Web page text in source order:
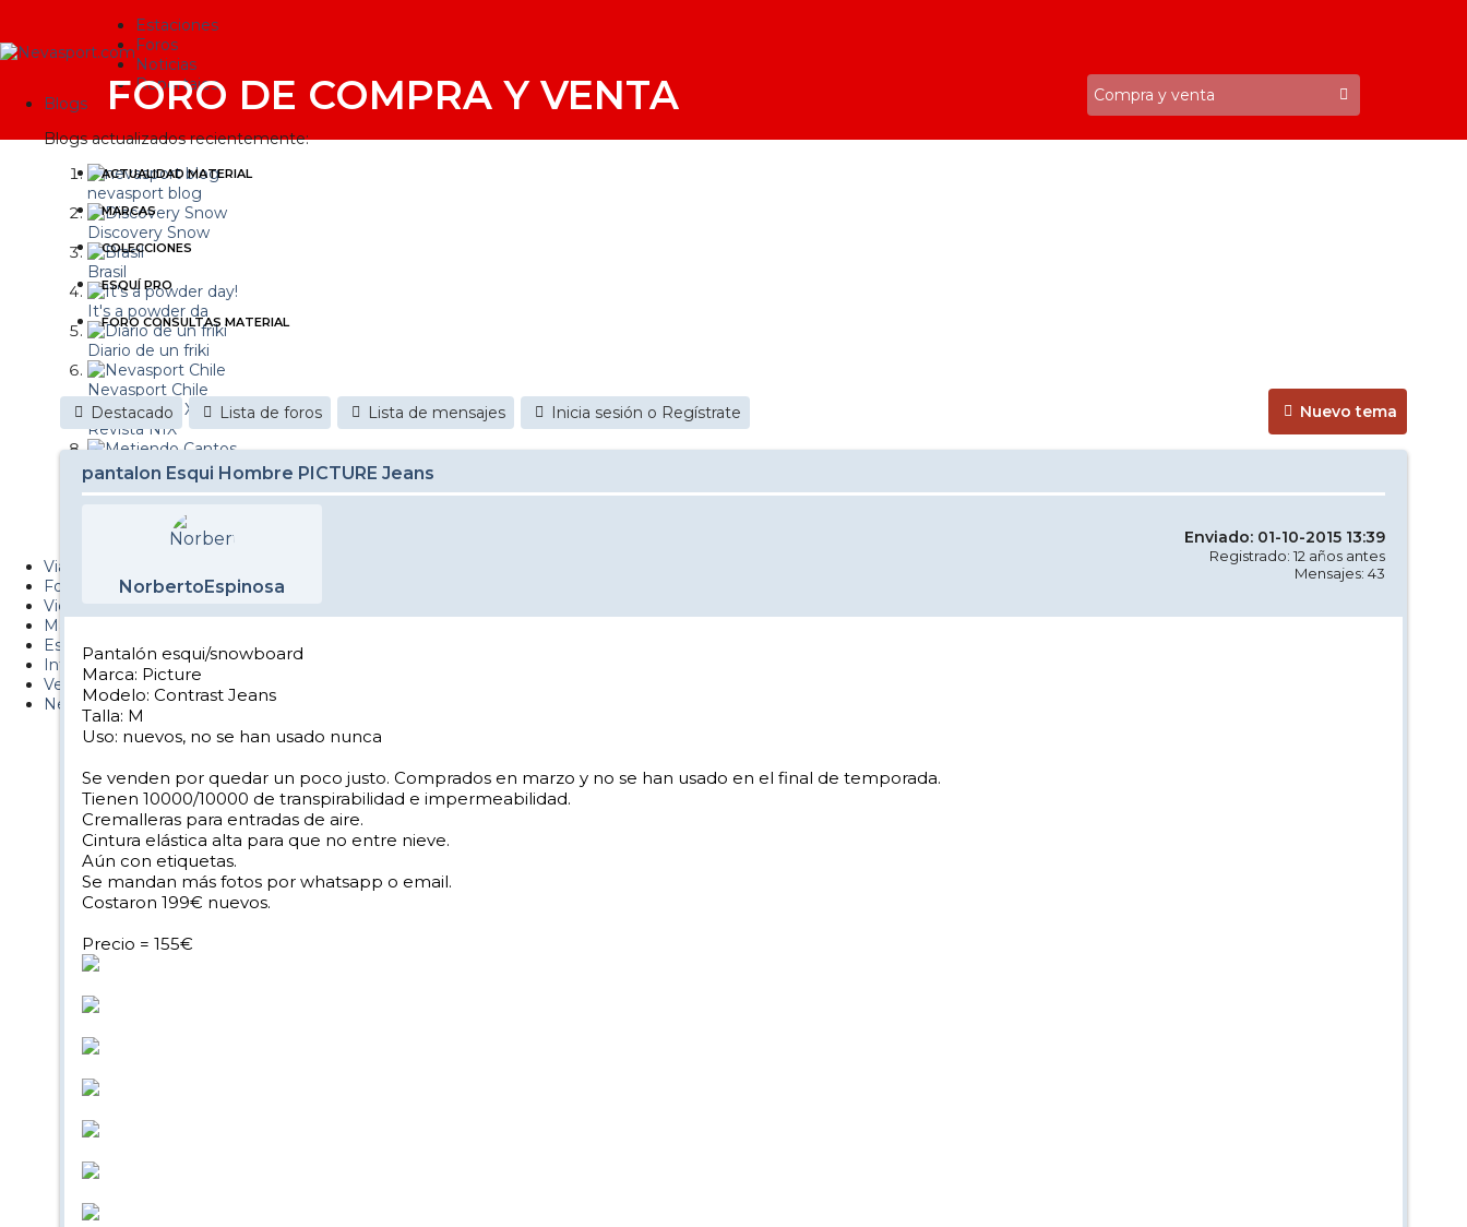
Estaciones
Foros
Noticias
Reportajes
Blogs
Blogs actualizados recientemente:
nevasport blog
Discovery Snow
Brasil
It's a powder da
Diario de un friki
Nevasport Chile
Revista NIX
Metiendo Cantos
Esquiaryviajar.com
Viajes
Fotos
Videos
Material
Esquí Pro
Infonieve
Verano
Nevalog
FORO DE COMPRA Y VENTA
ACTUALIDAD MATERIAL
MARCAS
COLECCIONES
ESQUÍ PRO
FORO CONSULTAS MATERIAL
Nuevo tema
Destacado Lista de foros Lista de mensajes Inicia sesión o Regístrate
pantalon Esqui Hombre PICTURE Jeans
NorbertoEspinosa
Enviado: 01-10-2015 13:39
Registrado: 12 años antes
Mensajes: 43
Pantalón esqui/snowboard
Marca: Picture
Modelo: Contrast Jeans
Talla: M
Uso: nuevos, no se han usado nunca
Se venden por quedar un poco justo. Comprados en marzo y no se han usado en el final de temporada.
Tienen 10000/10000 de transpirabilidad e impermeabilidad.
Cremalleras para entradas de aire.
Cintura elástica alta para que no entre nieve.
Aún con etiquetas.
Se mandan más fotos por whatsapp o email.
Costaron 199€ nuevos.
Precio = 155€